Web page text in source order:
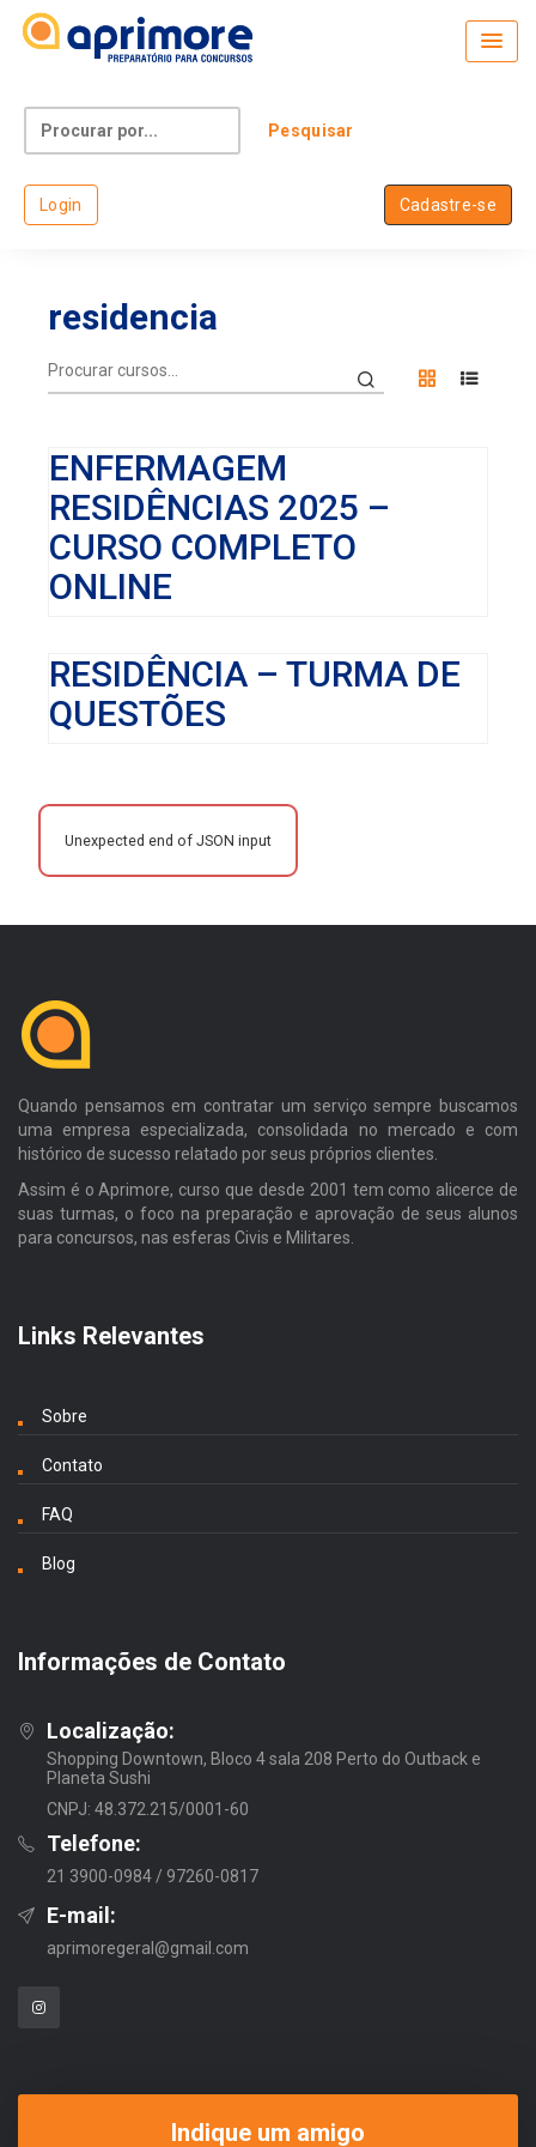
for:
Login Cadastre-se
residencia
ENFERMAGEM
RESIDÊNCIAS 2025 –
CURSO COMPLETO
ONLINE
RESIDÊNCIA – TURMA DE
QUESTÕES
Unexpected end of JSON input
Quando pensamos em contratar um serviço sempre buscamos
uma empresa especializada, consolidada no mercado e com
histórico de sucesso relatado por seus próprios clientes.
Assim é o Aprimore, curso que desde 2001 tem como alicerce de
suas turmas, o foco na preparação e aprovação de seus alunos
para concursos, nas esferas Civis e Militares.
Links Relevantes
Sobre
Contato
FAQ
Blog
Informações de Contato
Localização:
Shopping Downtown, Bloco 4 sala 208 Perto do Outback e
Planeta Sushi
CNPJ: 48.372.215/0001-60
Telefone:
21 3900-0984 / 97260-0817
E-mail:
aprimoregeral@gmail.com
Indique um amigo